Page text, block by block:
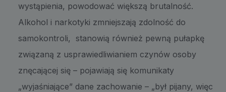
wystąpienia, powodować większą brutalność.
Alkohol i narkotyki zmniejszają zdolność do
samokontroli, stanowią również pewną pułapkę
związaną z usprawiedliwianiem czynów osoby
znęcającej się – pojawiają się komunikaty
„wyjaśniające” dane zachowanie – „był pijany, więc